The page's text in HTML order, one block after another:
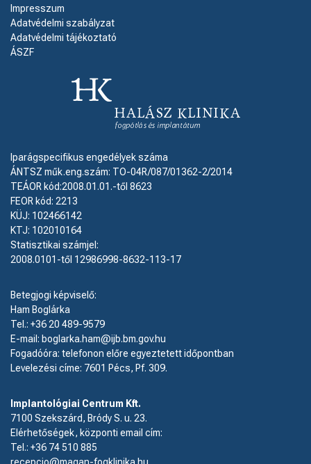
Impresszum
Adatvédelmi szabályzat
Adatvédelmi tájékoztató
ÁSZF
Iparágspecifikus engedélyek száma
ÁNTSZ műk.eng.szám: TO-04R/087/01362-2/2014
TEÁOR kód:2008.01.01.-től 8623
FEOR kód: 2213
KÜJ: 102466142
KTJ: 102010164
Statisztikai számjel:
2008.0101-től 12986998-8632-113-17
Betegjogi képviselő:
Ham Boglárka
Tel.: +36 20 489-9579
E-mail: boglarka.ham@ijb.bm.gov.hu
Fogadóóra: telefonon előre egyeztetett időpontban
Levelezési címe: 7601 Pécs, Pf. 309.
Implantológiai Centrum Kft.
7100 Szekszárd, Bródy S. u. 23.
Elérhetőségek, központi email cím:
Tel.: +36 74 510 885